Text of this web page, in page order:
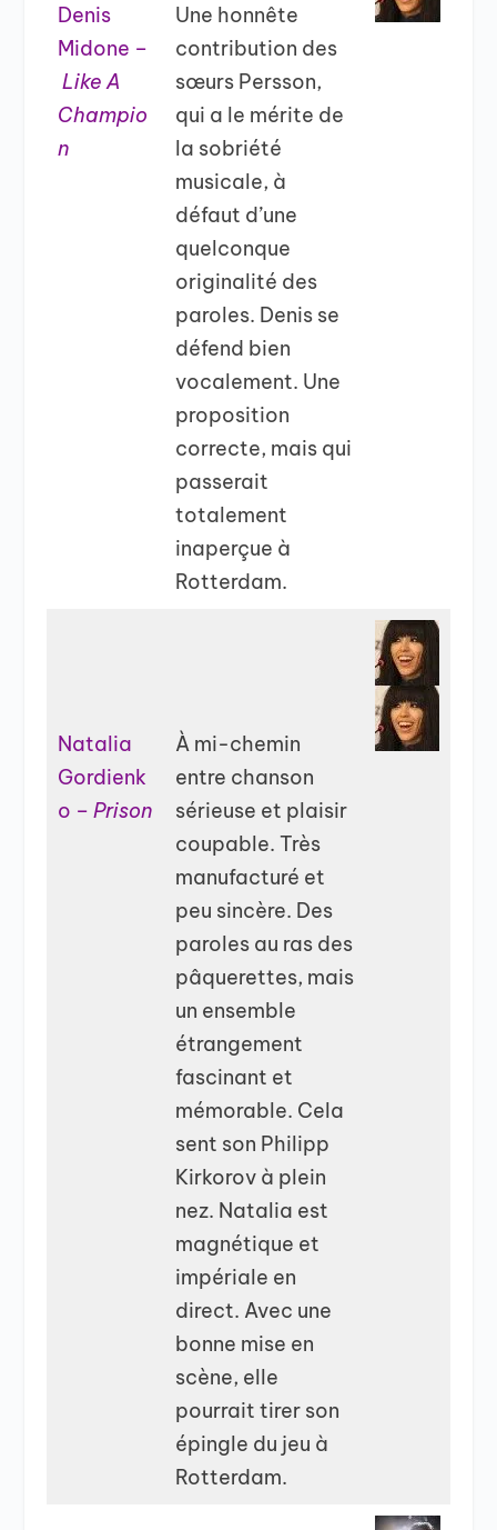
Denis
Midone –
Like A
Champio
n
Une honnête
contribution des
sœurs Persson,
qui a le mérite de
la sobriété
musicale, à
défaut d’une
quelconque
originalité des
paroles. Denis se
défend bien
vocalement. Une
proposition
correcte, mais qui
passerait
totalement
inaperçue à
Rotterdam.
Natalia
Gordienk
o –Prison
À mi-chemin
entre chanson
sérieuse et plaisir
coupable. Très
manufacturé et
peu sincère. Des
paroles au ras des
pâquerettes, mais
un ensemble
étrangement
fascinant et
mémorable. Cela
sent son Philipp
Kirkorov à plein
nez. Natalia est
magnétique et
impériale en
direct. Avec une
bonne mise en
scène, elle
pourrait tirer son
épingle du jeu à
Rotterdam.